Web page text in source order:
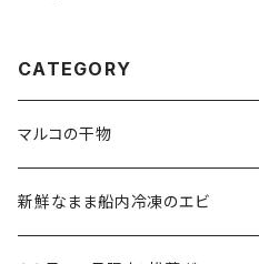
CATEGORY
マルコの干物
新鮮なまま船内冷凍のエビ